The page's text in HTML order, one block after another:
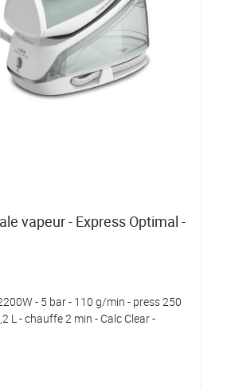
vapeur - Express Optimal -
- 5 bar - 110 g/min - press 250
L - chauffe 2 min - Calc Clear -